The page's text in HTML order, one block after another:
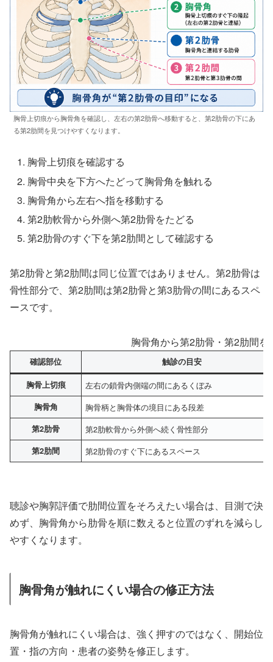
胸骨上切痕から胸骨角を確認し、左右の第2肋骨へ移動すると、第2肋骨の下にあ
る第2肋間を見つけやすくなります。
胸骨上切痕を確認する
胸骨中央を下方へたどって胸骨角を触れる
胸骨角から左右へ指を移動する
第2肋軟骨から外側へ第2肋骨をたどる
第2肋骨のすぐ下を第2肋間として確認する
第2肋骨と第2肋間は同じ位置ではありません。第2肋骨は
骨性部分で、第2肋間は第2肋骨と第3肋骨の間にあるスペ
ースです。
胸骨角から第2肋骨・第2肋間を
確認部位 触診の目安
胸骨上切痕 左右の鎖骨内側端の間にあるくぼみ
胸骨角 胸骨柄と胸骨体の境目にある段差
第2肋骨 第2肋軟骨から外側へ続く骨性部分
第2肋間 第2肋骨のすぐ下にあるスペース
聴診や胸郭評価で肋間位置をそろえたい場合は、目測で決
めず、胸骨角から肋骨を順に数えると位置のずれを減らし
やすくなります。
胸骨角が触れにくい場合の修正方法
胸骨角が触れにくい場合は、強く押すのではなく、開始位
置・指の方向・患者の姿勢を修正します。